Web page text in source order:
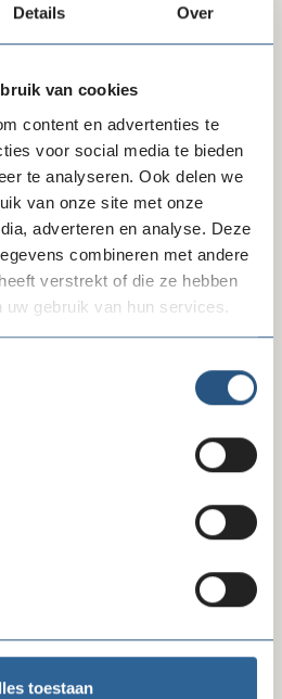
Details Over
van cookies
content en advertenties te
voor social media te bieden
te analyseren. Ook delen we
van onze site met onze
adverteren en analyse. Deze
combineren met andere
verstrekt of die ze hebben
gebruik van hun services.
toestaan
je helpen?
& diensten